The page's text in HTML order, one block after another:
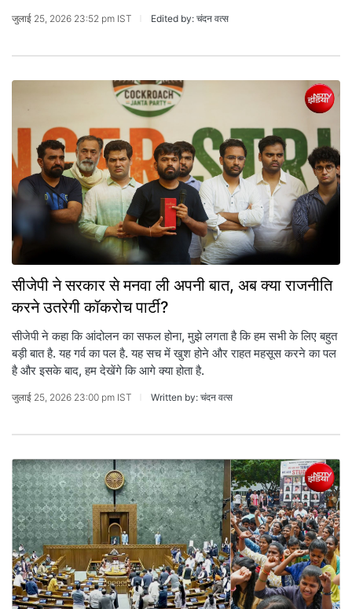
जुलाई 25, 2026 23:52 pm IST Edited by: चंदन वत्स
सीजेपी ने सरकार से मनवा ली अपनी बात, अब क्या राजनीति
करने उतरेगी कॉकरोच पार्टी?
सीजेपी ने कहा कि आंदोलन का सफल होना, मुझे लगता है कि हम सभी के लिए बहुत
बड़ी बात है. यह गर्व का पल है. यह सच में खुश होने और राहत महसूस करने का पल
है और इसके बाद, हम देखेंगे कि आगे क्या होता है.
जुलाई 25, 2026 23:00 pm IST Written by: चंदन वत्स